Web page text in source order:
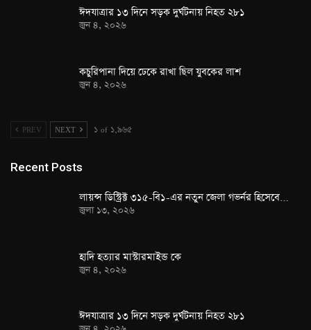
ঈদযাত্রার ১৩ দিনে সড়ক দুর্ঘটনায় নিহত ২৮১
জুন ৪, ২০২৬
কচুরিপানা দিয়ে ঢেকে রাখা ছিল যুবকের লাশ
জুন ৪, ২০২৬
PREV NEXT ১ of ১,৯৬৫
Recent Posts
লায়ন্স ডিস্ট্রিক্ট ৩১৫-বি১-এর নতুন জেলা গভর্নর হিসেবে…
জুলা ১৩, ২০২৬
হাদি হত্যার মাস্টারমাইন্ড কে
জুন ৪, ২০২৬
ঈদযাত্রার ১৩ দিনে সড়ক দুর্ঘটনায় নিহত ২৮১